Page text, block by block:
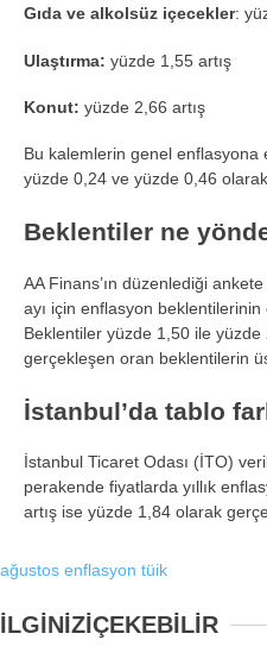
Gıda ve alkolsüz içecekler:
Ulaştırma: yüzde 1,55 artış
Konut: yüzde 2,66 artış
Bu kalemlerin genel enflasyona
yüzde 0,24 ve yüzde 0,46 olarak
Beklentiler ne
AA Finans’ın düzenlediği
ayı için enflasyon beklentilerinin
Beklentiler yüzde 1,50 ile yüzde
gerçekleşen oran beklentilerin
İstanbul’da tablo
İstanbul Ticaret Odası (İTO)
perakende fiyatlarda yıllık
artış ise yüzde 1,84 olarak
ağustos enflasyon tüik
İLGİNİZİÇEKEBİLİR